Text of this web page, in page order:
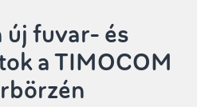
új fuvar- és
a TIMOCOM